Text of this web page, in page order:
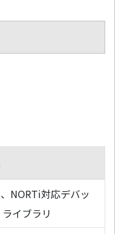
NORTi対応デバッ
イブラリ